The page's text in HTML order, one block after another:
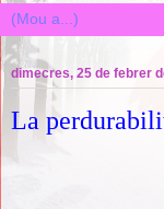
dimecres, 25 de febrer
La